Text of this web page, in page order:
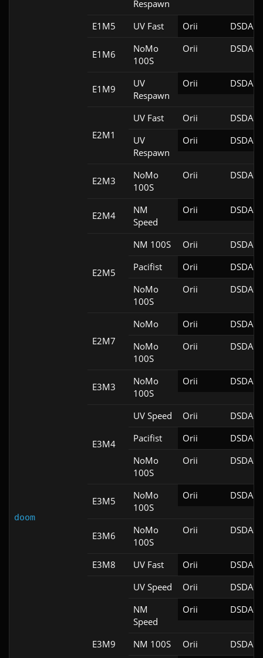
doom
Respawn
E1M5 UV Fast Orii DSDA-
E1M6
NoMo
100S
Orii DSDA-
E1M9
UV
Respawn
Orii DSDA-
E2M1
UV Fast Orii
DSDA-
UV
Respawn
Orii DSDA-
E2M3
NoMo
100S
Orii DSDA-
E2M4
NM
Speed
Orii DSDA-
E2M5
NM 100S Orii
DSDA-
Pacifist
Orii
DSDA-
NoMo
100S
Orii DSDA-
E2M7
NoMo Orii
DSDA-
NoMo
100S
Orii DSDA-
E3M3
NoMo
100S
Orii DSDA-
E3M4
UV Speed Orii
DSDA-
Pacifist
Orii
DSDA-
NoMo
100S
Orii DSDA-
E3M5
NoMo
100S
Orii DSDA-
E3M6
NoMo
100S
Orii DSDA-
E3M8 UV Fast Orii DSDA-
E3M9
UV Speed Orii
DSDA-
NM
Speed
Orii DSDA-
NM 100S Orii
DSDA-